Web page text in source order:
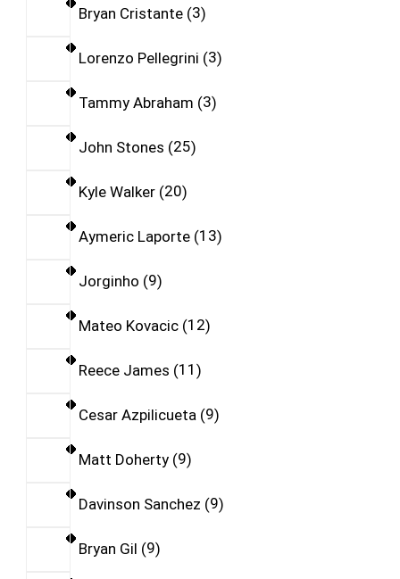
Bryan Cristante 3
Lorenzo Pellegrini 3
Tammy Abraham 3
John Stones 25
Kyle Walker 20
Aymeric Laporte 13
Jorginho 9
Mateo Kovacic 12
Reece James 11
Cesar Azpilicueta 9
Matt Doherty 9
Davinson Sanchez 9
Bryan Gil 9